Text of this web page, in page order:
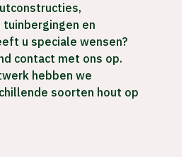
tuinbergingen en
u speciale wensen?
contact met ons op.
hebben we
soorten hout op